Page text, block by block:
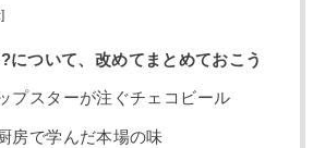
]
について、改めてまとめておこう
プスターが注ぐチェコビール
房で学んだ本場の味